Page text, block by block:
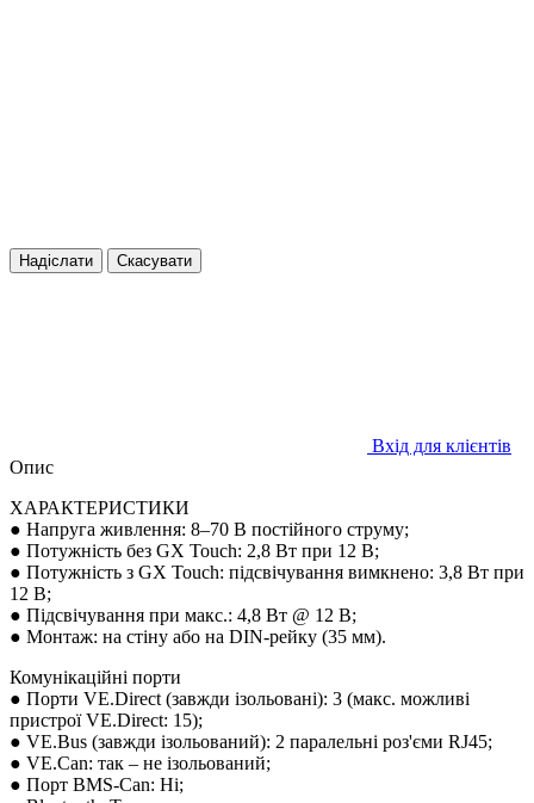
Надіслати Скасувати
Вхід для клієнтів
Опис
ХАРАКТЕРИСТИКИ
● Напруга живлення: 8–70 В постійного струму;
● Потужність без GX Touch: 2,8 Вт при 12 В;
● Потужність з GX Touch: підсвічування вимкнено: 3,8 Вт при
12 В;
● Підсвічування при макс.: 4,8 Вт @ 12 В;
● Монтаж: на стіну або на DIN-рейку (35 мм).
Комунікаційні порти
● Порти VE.Direct (завжди ізольовані): 3 (макс. можливі
пристрої VE.Direct: 15);
● VE.Bus (завжди ізольований): 2 паралельні роз'єми RJ45;
● VE.Can: так – не ізольований;
● Порт BMS-Can: Ні;